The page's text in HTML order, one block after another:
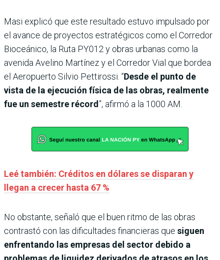
Masi explicó que este resultado estuvo impulsado por
el avance de proyectos estratégicos como el Corredor
Bioceánico, la Ruta PY012 y obras urbanas como la
avenida Avelino Martínez y el Corredor Vial que bordea
el Aeropuerto Silvio Pettirossi. “Desde el punto de
vista de la ejecución física de las obras, realmente
fue un semestre récord”, afirmó a la 1000 AM.
Leé también: Créditos en dólares se disparan y
llegan a crecer hasta 67 %
No obstante, señaló que el buen ritmo de las obras
contrastó con las dificultades financieras que siguen
enfrentando las empresas del sector debido a